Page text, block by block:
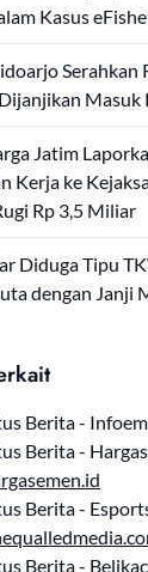
Kasus
Serahkan
Masuk
Jatim
Kerja ke
Rp 3,5 Miliar
Diduga Tipu
dengan Janji
Berita -
Berita -
Berita -
Berita -